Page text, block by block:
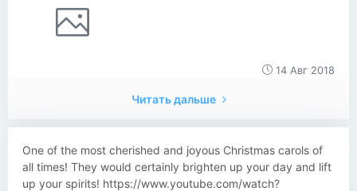
14 Авг 2018
Читать дальше
One of the most cherished and joyous Christmas carols of
all times! They would certainly brighten up your day and lift
up your spirits! https://www.youtube.com/watch?